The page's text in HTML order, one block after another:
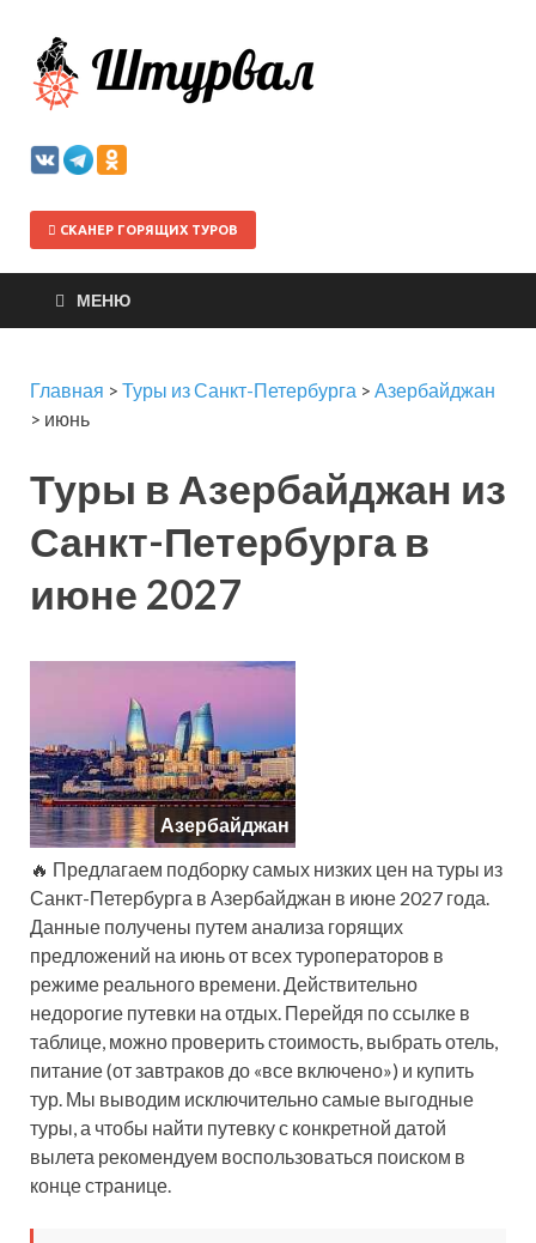
СКАНЕР ГОРЯЩИХ ТУРОВ
МЕНЮ
Главная > Туры из Санкт-Петербурга > Азербайджан
> июнь
Туры в Азербайджан из
Санкт-Петербурга в
июне 2027
Азербайджан
🔥 Предлагаем подборку самых низких цен на туры из
Санкт-Петербурга в Азербайджан в июне 2027 года.
Данные получены путем анализа горящих
предложений на июнь от всех туроператоров в
режиме реального времени. Действительно
недорогие путевки на отдых. Перейдя по ссылке в
таблице, можно проверить стоимость, выбрать отель,
питание (от завтраков до «все включено») и купить
тур. Мы выводим исключительно самые выгодные
туры, а чтобы найти путевку с конкретной датой
вылета рекомендуем воспользоваться поиском в
конце странице.